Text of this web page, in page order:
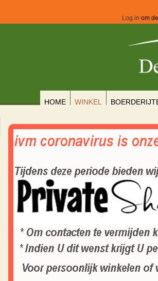
Log in om
HOME WINKEL